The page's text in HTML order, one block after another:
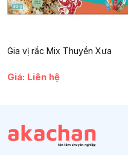
Gia vị rắc Mix Thuyền Xưa
Giá: Liên hệ